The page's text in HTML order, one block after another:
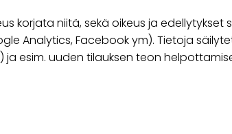
korjata niitä, sekä oikeus ja edellytykset
Analytics, Facebook ym). Tietoja
esim. uuden tilauksen teon